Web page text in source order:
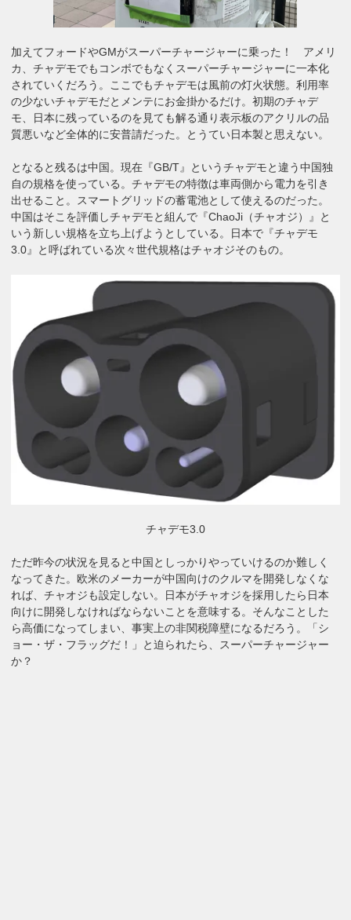
加えてフォードやGMがスーパーチャージャーに乗った！ アメリ
カ、チャデモでもコンボでもなくスーパーチャージャーに一本化
されていくだろう。ここでもチャデモは風前の灯火状態。利用率
の少ないチャデモだとメンテにお金掛かるだけ。初期のチャデ
モ、日本に残っているのを見ても解る通り表示板のアクリルの品
質悪いなど全体的に安普請だった。とうてい日本製と思えない。
となると残るは中国。現在『GB/T』というチャデモと違う中国独
自の規格を使っている。チャデモの特徴は車両側から電力を引き
出せること。スマートグリッドの蓄電池として使えるのだった。
中国はそこを評価しチャデモと組んで『ChaoJi（チャオジ）』と
いう新しい規格を立ち上げようとしている。日本で『チャデモ
3.0』と呼ばれている次々世代規格はチャオジそのもの。
チャデモ3.0
ただ昨今の状況を見ると中国としっかりやっていけるのか難しく
なってきた。欧米のメーカーが中国向けのクルマを開発しなくな
れば、チャオジも設定しない。日本がチャオジを採用したら日本
向けに開発しなければならないことを意味する。そんなことした
ら高価になってしまい、事実上の非関税障壁になるだろう。「シ
ョー・ザ・フラッグだ！」と迫られたら、スーパーチャージャー
か？